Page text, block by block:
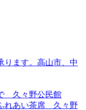
ります。高山市、中
久々野公民館
れあい茶席 久々野